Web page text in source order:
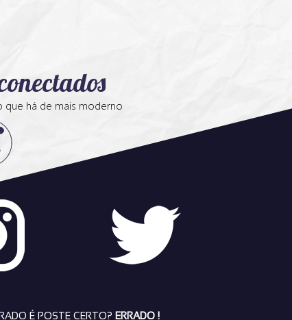
há de mais moderno
É POSTE CERTO? ERRADO !